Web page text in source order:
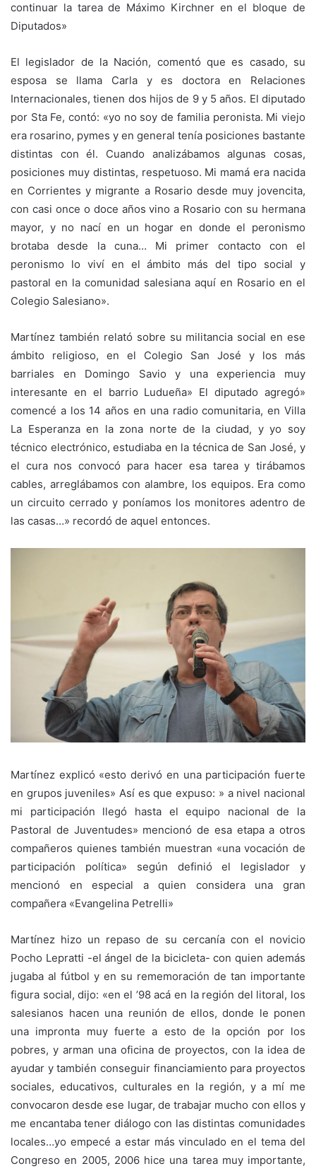
continuar la tarea de Máximo Kirchner en el bloque de
Diputados»
El legislador de la Nación, comentó que es casado, su
esposa se llama Carla y es doctora en Relaciones
Internacionales, tienen dos hijos de 9 y 5 años. El diputado
por Sta Fe, contó: «yo no soy de familia peronista. Mi viejo
era rosarino, pymes y en general tenía posiciones bastante
distintas con él. Cuando analizábamos algunas cosas,
posiciones muy distintas, respetuoso. Mi mamá era nacida
en Corrientes y migrante a Rosario desde muy jovencita,
con casi once o doce años vino a Rosario con su hermana
mayor, y no nací en un hogar en donde el peronismo
brotaba desde la cuna… Mi primer contacto con el
peronismo lo viví en el ámbito más del tipo social y
pastoral en la comunidad salesiana aquí en Rosario en el
Colegio Salesiano».
Martínez también relató sobre su militancia social en ese
ámbito religioso, en el Colegio San José y los más
barriales en Domingo Savio y una experiencia muy
interesante en el barrio Ludueña» El diputado agregó»
comencé a los 14 años en una radio comunitaria, en Villa
La Esperanza en la zona norte de la ciudad, y yo soy
técnico electrónico, estudiaba en la técnica de San José, y
el cura nos convocó para hacer esa tarea y tirábamos
cables, arreglábamos con alambre, los equipos. Era como
un circuito cerrado y poníamos los monitores adentro de
las casas…» recordó de aquel entonces.
Martínez explicó «esto derivó en una participación fuerte
en grupos juveniles» Así es que expuso: » a nivel nacional
mi participación llegó hasta el equipo nacional de la
Pastoral de Juventudes» mencionó de esa etapa a otros
compañeros quienes también muestran «una vocación de
participación política» según definió el legislador y
mencionó en especial a quien considera una gran
compañera «Evangelina Petrelli»
Martínez hizo un repaso de su cercanía con el novicio
Pocho Lepratti -el ángel de la bicicleta- con quien además
jugaba al fútbol y en su rememoración de tan importante
figura social, dijo: «en el ’98 acá en la región del litoral, los
salesianos hacen una reunión de ellos, donde le ponen
una impronta muy fuerte a esto de la opción por los
pobres, y arman una oficina de proyectos, con la idea de
ayudar y también conseguir financiamiento para proyectos
sociales, educativos, culturales en la región, y a mí me
convocaron desde ese lugar, de trabajar mucho con ellos y
me encantaba tener diálogo con las distintas comunidades
locales…yo empecé a estar más vinculado en el tema del
Congreso en 2005, 2006 hice una tarea muy importante,